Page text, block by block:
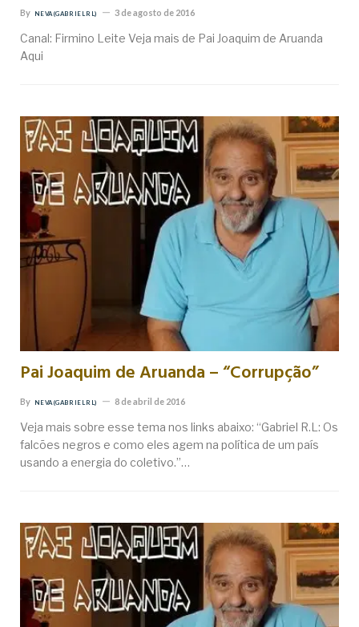
By NEVA (GABRIEL RL) 3 de agosto de 2016
Canal: Firmino Leite Veja mais de Pai Joaquim de Aruanda
Aqui
Pai Joaquim de Aruanda – “Corrupção”
By NEVA (GABRIEL RL) 8 de abril de 2016
Veja mais sobre esse tema nos links abaixo: “Gabriel R.L: Os
falcões negros e como eles agem na política de um país
usando a energia do coletivo.”…